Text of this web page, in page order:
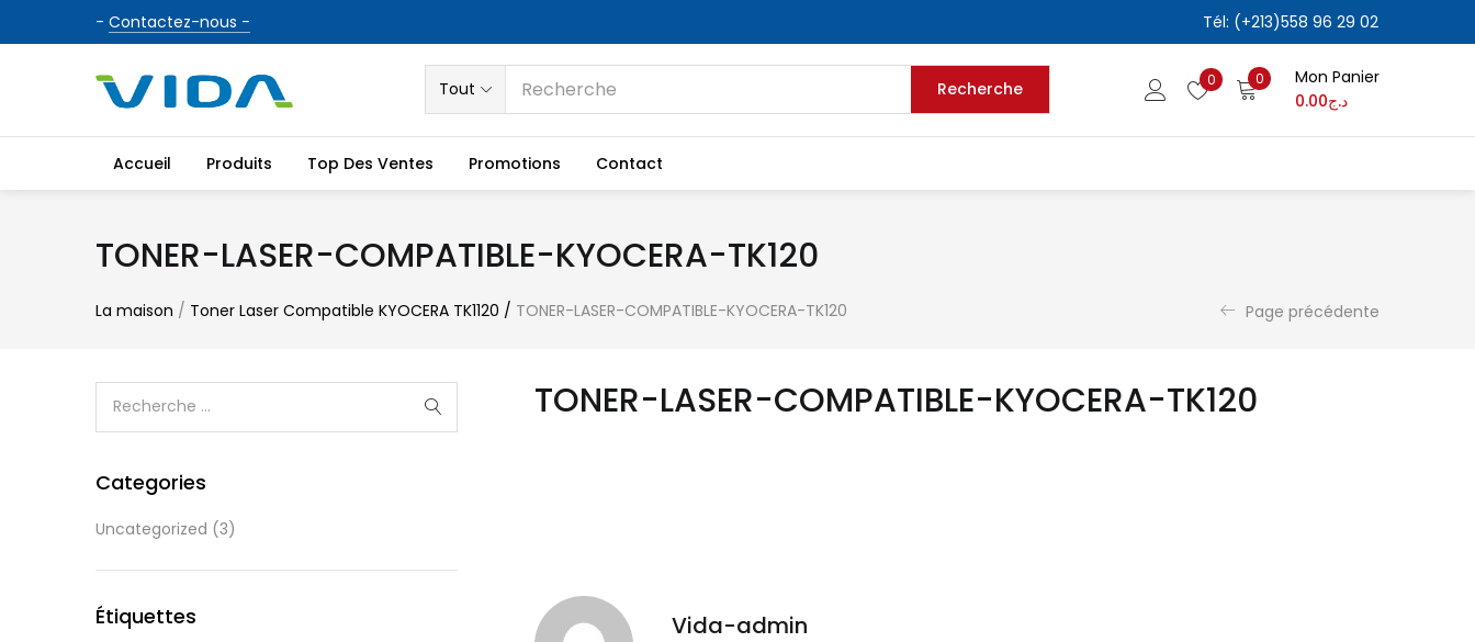
- Contactez-nous - Tél: (+213)558 96 29 02
Tout Recherche 0 0
Mon Panier
د.ج0.00
Accueil Produits Top Des Ventes Promotions Contact
TONER-LASER-COMPATIBLE-KYOCERA-TK120
La maison / Toner Laser Compatible KYOCERA TK1120 / TONER-LASER-COMPATIBLE-KYOCERA-TK120 Page précédente
TONER-LASER-COMPATIBLE-KYOCERA-TK120
Vida-admin
Categories
Uncategorized (3)
Étiquettes